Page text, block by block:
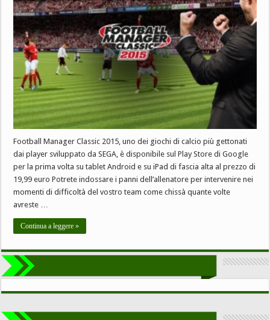
Football Manager Classic 2015, uno dei giochi di calcio più gettonati
dai player sviluppato da SEGA, è disponibile sul Play Store di Google
per la prima volta su tablet Android e su iPad di fascia alta al prezzo di
19,99 euro Potrete indossare i panni dell’allenatore per intervenire nei
momenti di difficoltà del vostro team come chissà quante volte
avreste …
Continua a leggere »